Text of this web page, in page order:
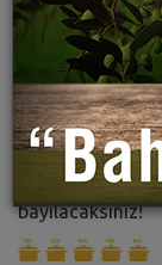
Katıklı Aş
Sahrap
Hem lezzetli
bayılacaksınız!